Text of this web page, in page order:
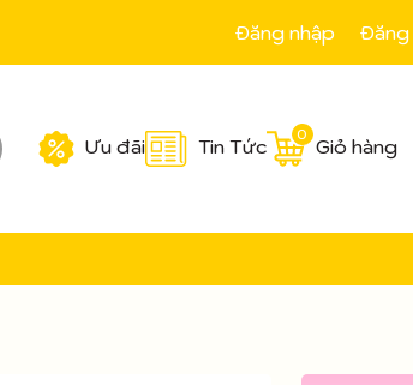
Đăng nhập
Ưu đãi Tin Tức Giỏ hàng
0